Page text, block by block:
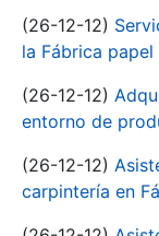
(26-12-12)
la Fábrica
(26-12-12)
entorno de
(26-12-12)
carpintería en